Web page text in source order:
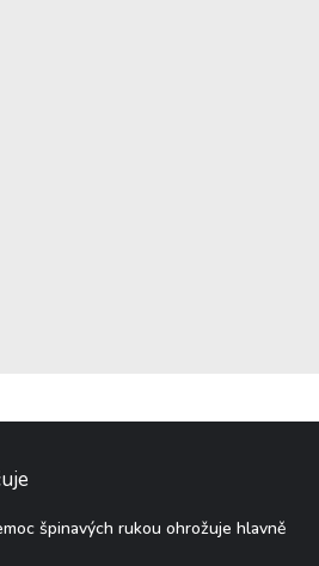
špinavých rukou ohrožuje hlavně